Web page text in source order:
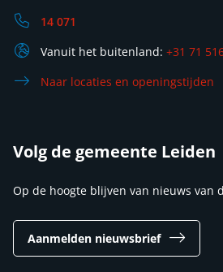
14 071
Vanuit het buitenland: +31 71
Naar locaties en openingstijden
Volg de gemeente Leiden
Op de hoogte blijven van nieuws van
Aanmelden nieuwsbrief